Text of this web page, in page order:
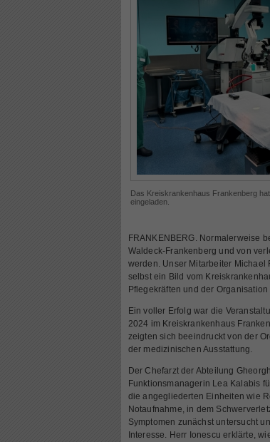
Das Kreiskrankenhaus Frankenberg
eingeladen.
FRANKENBERG. Normalerweise
Waldeck-Frankenberg und von
werden. Unser Mitarbeiter Michael
selbst ein Bild vom
Pflegekräften und der Organisation
Ein voller Erfolg war die
2024 im Kreiskrankenhaus
zeigten sich beeindruckt von der
der medizinischen Ausstattung.
Der Chefarzt der Abteilung
Funktionsmanagerin Lea Kalabis
die angegliederten Einheiten wie
Notaufnahme, in dem
Symptomen zunächst untersucht
Interesse. Herr Ionescu erklärte,